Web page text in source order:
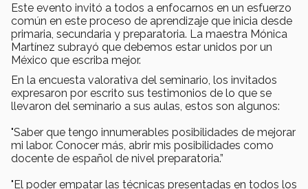
Este evento invitó a todos a enfocarnos en un esfuerzo
común en este proceso de aprendizaje que inicia desde
primaria, secundaria y preparatoria. La maestra Mónica
Martínez subrayó que debemos estar unidos por un
México que escriba mejor.
En la encuesta valorativa del seminario, los invitados
expresaron por escrito sus testimonios de lo que se
llevaron del seminario a sus aulas, estos son algunos:
"Saber que tengo innumerables posibilidades de mejorar
mi labor. Conocer más, abrir mis posibilidades como
docente de español de nivel preparatoria.”
"El poder empatar las técnicas presentadas en todos los